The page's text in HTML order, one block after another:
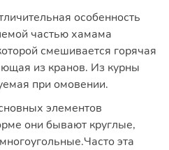
особенность
частью хамама
смешивается горячая
из кранов. Из курны
при омовении.
элементов
они бывают круглые,
эта